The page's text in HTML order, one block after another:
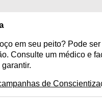
em seu peito? Pode
Consulte um médico e
de